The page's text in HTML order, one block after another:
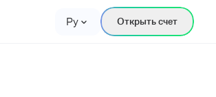
Ру Открыть счет